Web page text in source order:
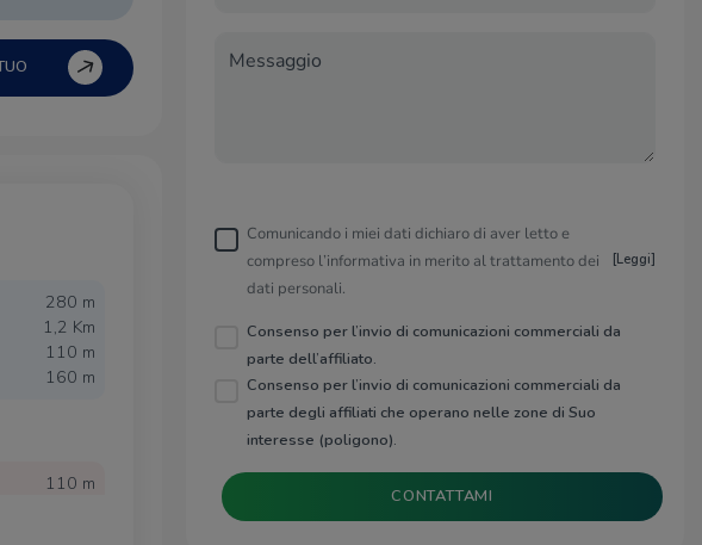
280 m
1,2 Km
110 m
160 m
110 m
Messaggio
Comunicando i miei dati dichiaro di aver letto e
compreso l’informativa in merito al trattamento dei
dati personali.
[Leggi]
Consenso per l’invio di comunicazioni commerciali da
parte dell’affiliato.
Consenso per l’invio di comunicazioni commerciali da
parte degli affiliati che operano nelle zone di Suo
interesse (poligono).
CONTATTAMI